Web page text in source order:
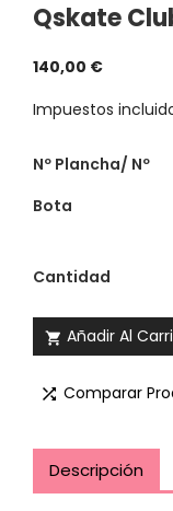
Qskate
140,00 €
Impuestos
Nº Plancha/ Nº
Bota
Cantidad
 Añadir Al
 Comparar
Descripción